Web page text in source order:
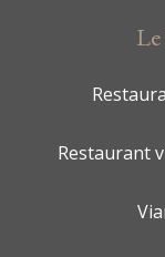
Restaurant